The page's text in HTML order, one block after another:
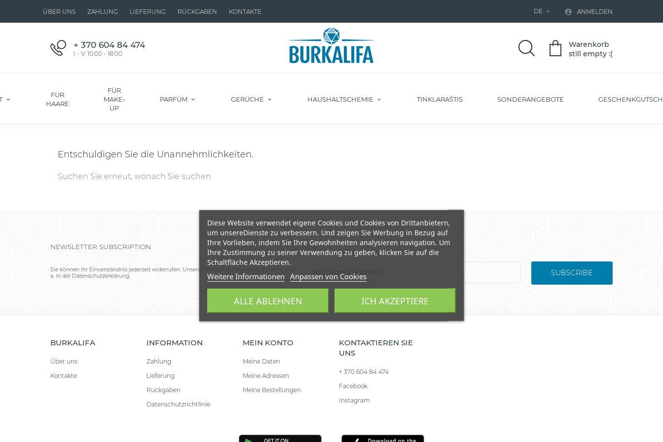
ÜBER UNS ZAHLUNG LIEFERUNG RÜCKGABEN KONTAKTE DE   ANMELDEN
+ 370 604 84 474
I - V: 10:00 - 18:00
Warenkorb
still empty :(
FÜR
HAARE
FÜR
MAKE-
UP
PARFÜM GERÜCHE HAUSHALTSCHEMIE TINKLARAŠTIS SONDERANGEBOTE
Entschuldigen Sie die Unannehmlichkeiten.
Suchen Sie erneut, wonach Sie suchen
NEWSLETTER SUBSCRIPTION
Sie können Ihr Einverständnis jederzeit widerrufen. Unsere Kontaktinformationen finden Sie u.
a. in der Datenschutzerklärung.
SUBSCRIBE
BURKALIFA
Über uns
Kontakte
INFORMATION
Zahlung
Lieferung
Rückgaben
Datenschutzrichtlinie
MEIN KONTO
Meine Daten
Meine Adressen
Meine Bestellungen
KONTAKTIEREN SIE
UNS
+ 370 604 84 474
Facebook
Instagram
Diese Website verwendet eigene Cookies und Cookies von Drittanbietern,
um unsereDienste zu verbessern. Und zeigen Sie Werbung in Bezug auf
Ihre Vorlieben, indem Sie Ihre Gewohnheiten analysieren navigation. Um
Ihre Zustimmung zu seiner Verwendung zu geben, klicken Sie auf die
Schaltfläche Akzeptieren.
Weitere Informationen Anpassen von Cookies
ALLE ABLEHNEN ICH AKZEPTIERE